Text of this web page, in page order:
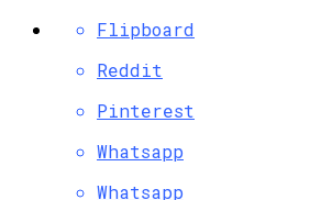
Flipboard
Reddit
Pinterest
Whatsapp
Whatsapp